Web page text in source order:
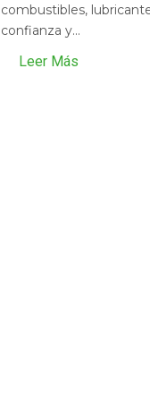
combustibles,
confianza y...
Leer Más